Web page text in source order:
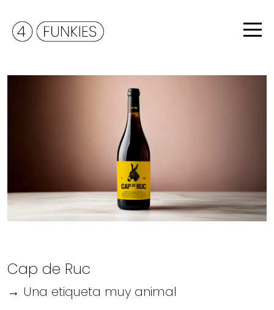
Cap de Ruc
→ Una etiqueta muy animal